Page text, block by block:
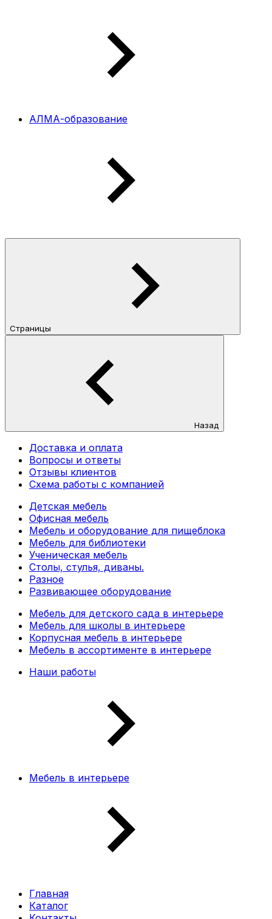
АЛМА-образование
Страницы
Назад
Доставка и оплата
Вопросы и ответы
Отзывы клиентов
Схема работы с компанией
Детская мебель
Офисная мебель
Мебель и оборудование для пищеблока
Мебель для библиотеки
Ученическая мебель
Столы, стулья, диваны.
Разное
Развивающее оборудование
Мебель для детского сада в интерьере
Мебель для школы в интерьере
Корпусная мебель в интерьере
Мебель в ассортименте в интерьере
Наши работы
Мебель в интерьере
Главная
Каталог